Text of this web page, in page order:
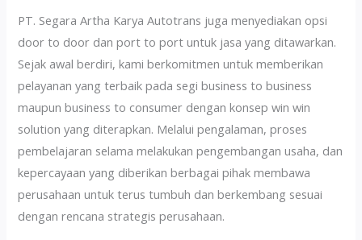
PT. Segara Artha Karya Autotrans juga menyediakan opsi
door to door dan port to port untuk jasa yang ditawarkan.
Sejak awal berdiri, kami berkomitmen untuk memberikan
pelayanan yang terbaik pada segi business to business
maupun business to consumer dengan konsep win win
solution yang diterapkan. Melalui pengalaman, proses
pembelajaran selama melakukan pengembangan usaha, dan
kepercayaan yang diberikan berbagai pihak membawa
perusahaan untuk terus tumbuh dan berkembang sesuai
dengan rencana strategis perusahaan.